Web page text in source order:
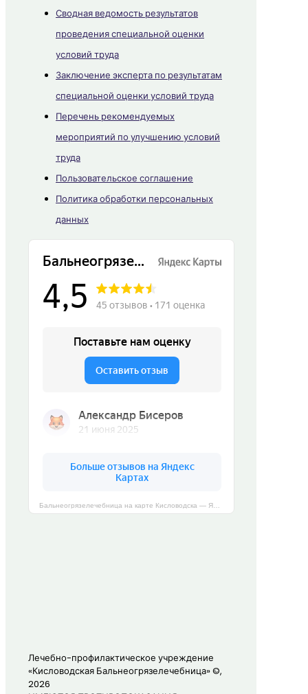
Сводная ведомость результатов
проведения специальной оценки
условий труда
Заключение эксперта по результатам
специальной оценки условий труда
Перечень рекомендуемых
мероприятий по улучшению условий
труда
Пользовательское соглашение
Политика обработки персональных
данных
Лечебно-профилактическое учреждение
«Кисловодская Бальнеогрязелечебница» ©,
2026